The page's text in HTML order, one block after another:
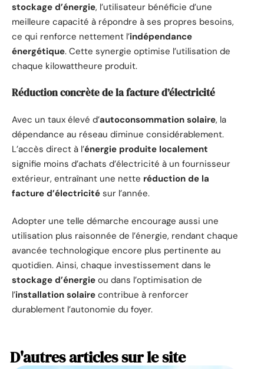
stockage d’énergie, l’utilisateur bénéficie d’une
meilleure capacité à répondre à ses propres besoins,
ce qui renforce nettement l’indépendance
énergétique. Cette synergie optimise l’utilisation de
chaque kilowattheure produit.
Réduction concrète de la facture d’électricité
Avec un taux élevé d’autoconsommation solaire, la
dépendance au réseau diminue considérablement.
L’accès direct à l’énergie produite localement
signifie moins d’achats d’électricité à un fournisseur
extérieur, entraînant une nette réduction de la
facture d’électricité sur l’année.
Adopter une telle démarche encourage aussi une
utilisation plus raisonnée de l’énergie, rendant chaque
avancée technologique encore plus pertinente au
quotidien. Ainsi, chaque investissement dans le
stockage d’énergie ou dans l’optimisation de
l’installation solaire contribue à renforcer
durablement l’autonomie du foyer.
D'autres articles sur le site